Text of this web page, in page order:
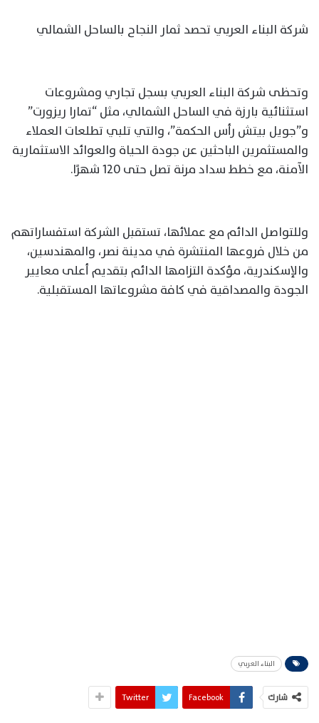
شركة البناء العربي تحصد ثمار النجاح بالساحل الشمالي
وتحظى شركة البناء العربي بسجل تجاري ومشروعات
استثنائية بارزة في الساحل الشمالي، مثل “تمارا ريزورت”
و”جويل بيتش رأس الحكمة”، والتي تلبي تطلعات العملاء
والمستثمرين الباحثين عن جودة الحياة والعوائد الاستثمارية
الآمنة، مع خطط سداد مرنة تصل حتى 120 شهرًا.
وللتواصل الدائم مع عملائها، تستقبل الشركة استفساراتهم
من خلال فروعها المنتشرة في مدينة نصر، والمهندسين،
والإسكندرية، مؤكدة التزامها الدائم بتقديم أعلى معايير
الجودة والمصداقية في كافة مشروعاتها المستقبلية.
البناء العربي
شارك Facebook
Twitter